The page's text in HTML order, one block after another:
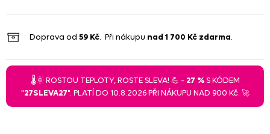
Doprava od 59 Kč. Při nákupu nad 1 700 Kč zdarma.
🌡️🌞 ROSTOU TEPLOTY, ROSTE SLEVA! 💪 - 27 %S KÓDEM
"27SLEVA27". PLATÍ DO 10.8.2026 PŘI NÁKUPU NAD 900 Kč. 🚀